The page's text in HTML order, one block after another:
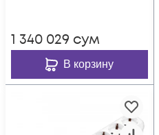
1 340 029 сум
В корзину